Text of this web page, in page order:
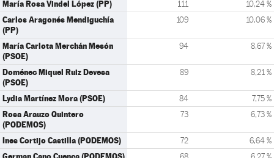
María Rosa Vindel López (PP) 111 10,24 %
Carlos Aragonés Mendiguchía
(PP)
109 10,06 %
María Carlota Merchán Mesón
(PSOE)
94 8,67 %
Doménec Miquel Ruiz Devesa
(PSOE)
89 8,21 %
Lydia Martínez Mora (PSOE) 84 7,75 %
Rosa Arauzo Quintero
(PODEMOS)
73 6,73 %
Ines Cortijo Castilla (PODEMOS) 72 6,64 %